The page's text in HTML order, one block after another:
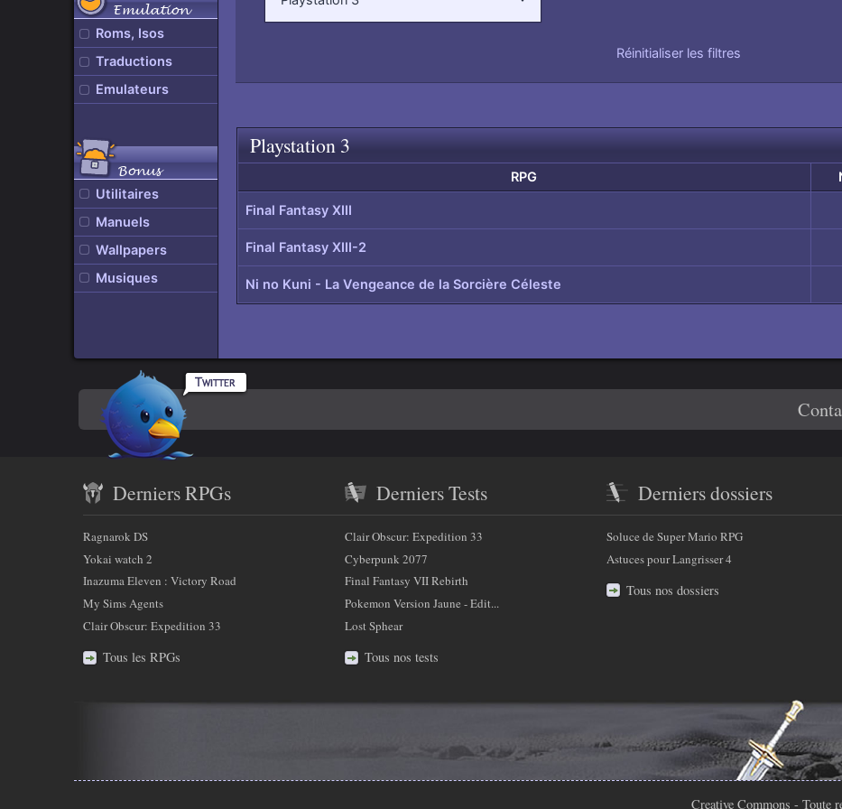
Emulation
Roms, Isos
Traductions
Emulateurs
Bonus
Utilitaires
Manuels
Wallpapers
Musiques
Réinitialiser les filtres
Remonter
en
de
Playstation 3
RPG
Final Fantasy XIII
Final Fantasy XIII-2
Ni no Kuni - La Vengeance de la Sorcière Céleste
En
savoir
plus
sur
nous
Rpgamers
sur
Twitter
récent
et
partenaires
Derniers RPGs
Ragnarok DS
Yokai watch 2
Inazuma Eleven : Victory Road
My Sims Agents
Clair Obscur: Expedition 33
Tous les RPGs
Derniers Tests
Clair Obscur: Expedition 33
Cyberpunk 2077
Final Fantasy VII Rebirth
Pokemon Version Jaune - Edit...
Lost Sphear
Tous nos tests
Derniers dossiers
Soluce de Super Mario RPG
Astuces pour Langrisser 4
Tous nos dossiers
Creative Commons - Toute